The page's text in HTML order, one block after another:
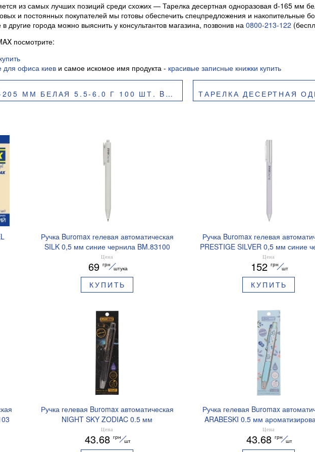
из самых лучших позиций среди схожих — Тарелка десертная одноразовая d-165 мм
и постоянных покупателей мы готовы обеспечить спецпредложения и накопительные
города можно выяснить у консультантов магазина, позвонив на 0800-213-122
посмотрите:
для офиса киев и самое искомое имя продукта - красивые записные книжки купить
5.5-6.0 Г 100 ШТ. BUROCLEAN 1080110 ТАРЕЛКА ДЕСЕРТНАЯ
Ручка Buromax гелевая автоматическая
SILK 0,5 мм синие чернила BM.83100
Цена
69 грн
штука
КУПИТЬ
Ручка Buromax гелевая
PRESTIGE SILVER 0,5 мм синие
BM.83102
Цена
152 грн
шт
КУПИТЬ
Ручка гелевая Buromax автоматическая
NIGHT SKY ZODIAC 0.5 мм
ароматизированный грипп синие чернила
BM.8379-01
Цена
43.68 грн
шт
Ручка гелевая Buromax
ARABESKI 0.5 мм
грипп синие чернила в блистере
02
Цена
43.68 грн
шт